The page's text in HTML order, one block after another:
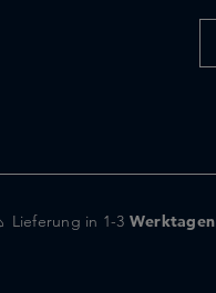
Lieferung in 1-3 Werktagen